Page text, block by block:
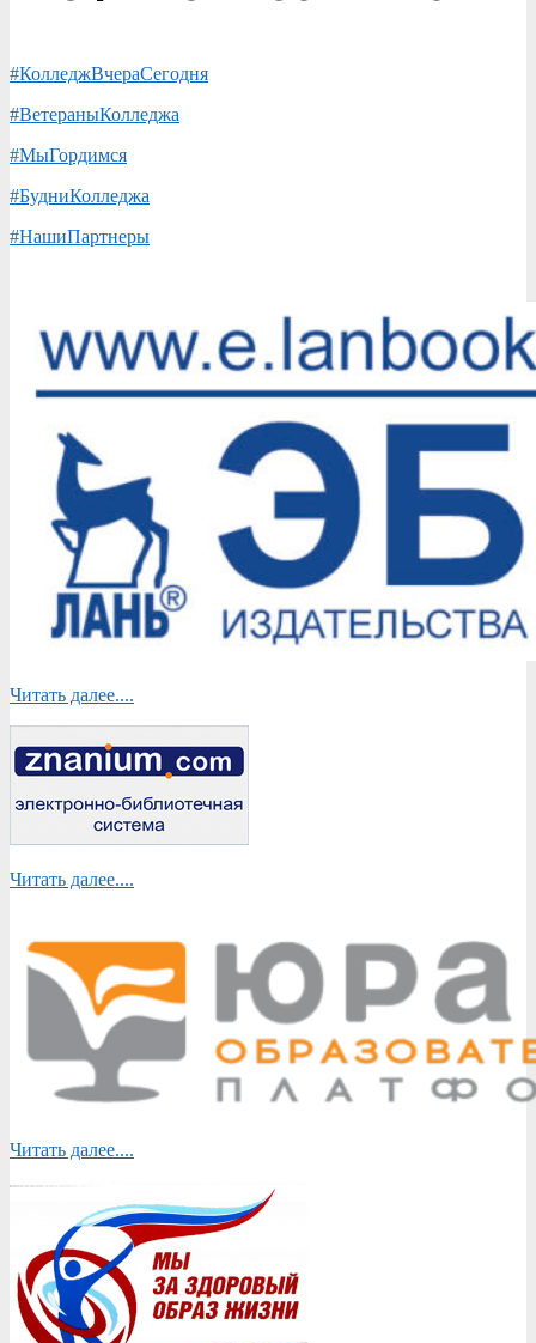
#КолледжВчераСегодня
#ВетераныКолледжа
#МыГордимся
#БудниКолледжа
#НашиПартнеры
Читать далее....
Читать далее....
Читать далее....